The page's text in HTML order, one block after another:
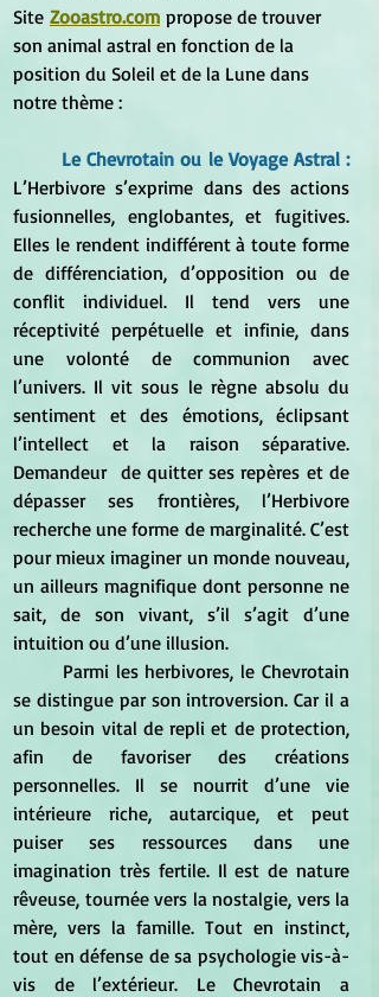
Site Zooastro.com propose de trouver
son animal astral en fonction de la
position du Soleil et de la Lune dans
notre thème :
	Le
Chevrotain
ou le Voyage Astral :
L’Herbivore s’exprime dans des actions
fusionnelles, englobantes, et fugitives.
Elles le rendent indifférent à toute forme
de différenciation, d’opposition ou de
conflit individuel. Il tend vers une
réceptivité perpétuelle et infinie, dans
une volonté de communion avec
l’univers. Il vit sous le règne absolu du
sentiment et des émotions, éclipsant
l’intellect et la raison séparative.
Demandeur  de quitter ses repères et de
dépasser ses frontières, l’Herbivore
recherche une forme de marginalité. C’est
pour mieux imaginer un monde nouveau,
un ailleurs magnifique dont personne ne
sait, de son vivant, s’il s’agit d’une
intuition ou d’une illusion.
se distingue par son introversion. Car il a
un besoin vital de repli et de protection,
afin de favoriser des créations
personnelles. Il se nourrit d’une vie
intérieure riche, autarcique, et peut
puiser ses ressources dans une
imagination très fertile. Il est de nature
rêveuse, tournée vers la nostalgie, vers la
mère, vers la famille. Tout en instinct,
tout en défense de sa psychologie vis-à-
vis de l’extérieur. Le Chevrotain a